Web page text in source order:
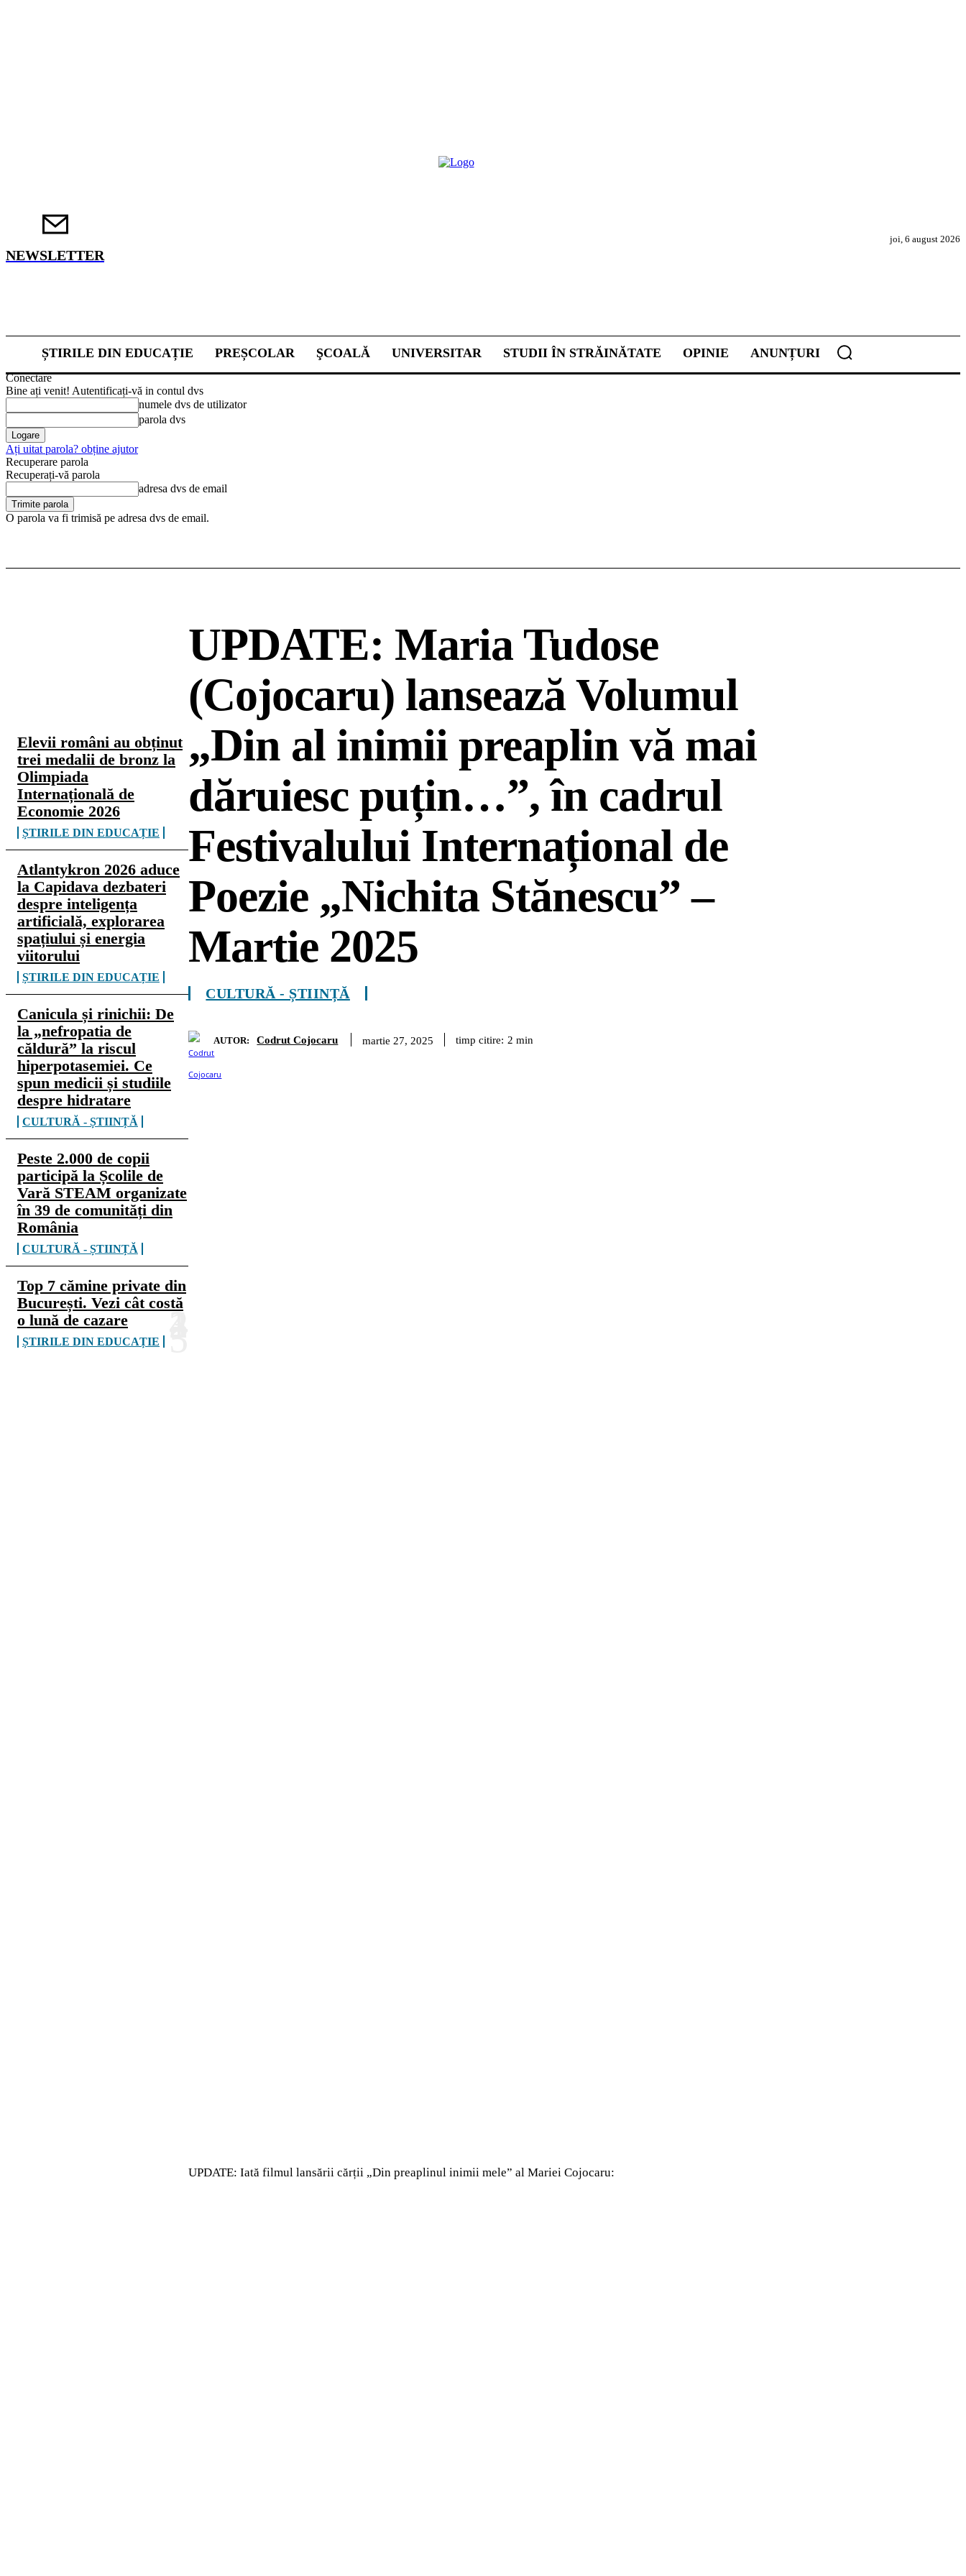
NEWSLETTER
joi, 6 august 2026
ȘTIRILE DIN EDUCAȚIE PREȘCOLAR ŞCOALĂ UNIVERSITAR STUDII ÎN STRĂINĂTATE OPINIE ANUNȚURI
Conectare
Bine ați venit! Autentificați-vă in contul dvs
numele dvs de utilizator
parola dvs
Ați uitat parola? obține ajutor
Recuperare parola
Recuperați-vă parola
adresa dvs de email
O parola va fi trimisă pe adresa dvs de email.
Elevii români au obținut
trei medalii de bronz la
Olimpiada
Internațională de
Economie 2026
ȘTIRILE DIN EDUCAȚIE
Atlantykron 2026 aduce
la Capidava dezbateri
despre inteligența
artificială, explorarea
spațiului și energia
viitorului
ȘTIRILE DIN EDUCAȚIE
Canicula și rinichii: De
la „nefropatia de
căldură” la riscul
hiperpotasemiei. Ce
spun medicii și studiile
despre hidratare
CULTURĂ - ȘTIINȚĂ
Peste 2.000 de copii
participă la Școlile de
Vară STEAM organizate
în 39 de comunități din
România
CULTURĂ - ȘTIINȚĂ
Top 7 cămine private din
București. Vezi cât costă
o lună de cazare
ȘTIRILE DIN EDUCAȚIE
UPDATE: Maria Tudose
(Cojocaru) lansează Volumul
„Din al inimii preaplin vă mai
dăruiesc puțin…”, în cadrul
Festivalului Internațional de
Poezie „Nichita Stănescu” –
Martie 2025
CULTURĂ - ȘTIINȚĂ
AUTOR: Codrut Cojocaru martie 27, 2025 timp citire: 2 min
UPDATE: Iată filmul lansării cărții „Din preaplinul inimii mele” al Mariei Cojocaru: